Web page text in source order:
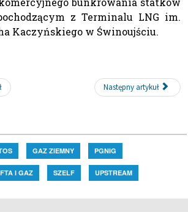
z Terminalu LNG im.
Kaczyńskiego w Świnoujściu.
Następny artykuł
GAZ ZIEMNY PGNIG
I GAZ SZELF UPSTREAM